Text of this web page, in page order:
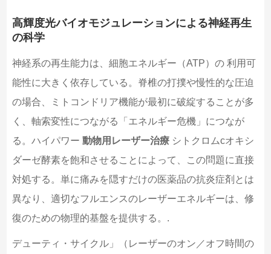
高輝度光バイオモジュレーションによる神経再生
の科学
神経系の再生能力は、細胞エネルギー（ATP）の 利用可
能性に大きく依存している。脊椎の打撲や慢性的な圧迫
の場合、ミトコンドリア機能が最初に破綻することが多
く、軸索変性につながる「エネルギー危機」につなが
る。ハイパワー 動物用レーザー治療シトクロムcオキシ
ダーゼ酵素を飽和させることによって、この問題に直接
対処する。単に痛みを隠すだけの医薬品の抗炎症剤とは
異なり、適切なフルエンスのレーザーエネルギーは、修
復のための物理的基盤を提供する。.
デューティ・サイクル」（レーザーのオン／オフ時間の